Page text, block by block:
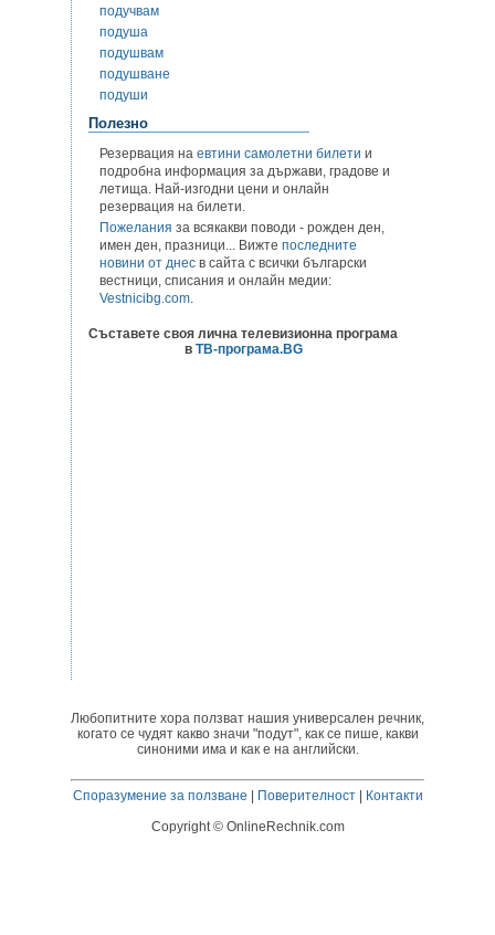
подучвам
подуша
подушвам
подушване
подуши
Полезно
Резервация на евтини самолетни билети и
подробна информация за държави, градове и
летища. Най-изгодни цени и онлайн
резервация на билети.
Пожелания за всякакви поводи - рожден ден,
имен ден, празници... Вижте последните
новини от днес в сайта с всички български
вестници, списания и онлайн медии:
Vestnicibg.com.
Съставете своя лична телевизионна програма
в ТВ-програма.BG
Любопитните хора ползват нашия универсален речник,
когато се чудят какво значи "подут", как се пише, какви
синоними има и как е на английски.
Споразумение за ползване Поверителност|
Контакти
Copyright © OnlineRechnik.com